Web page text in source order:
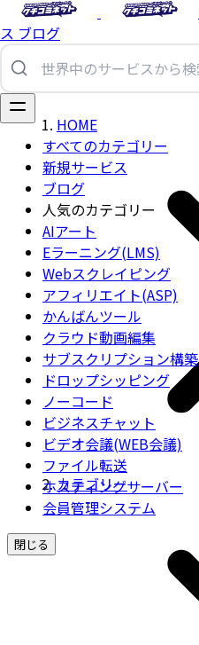
ス ブログ
すべてのカテゴリー
新規サービス
ブログ
人気のカテゴリー
AIアート
Eラーニング(LMS)
Webスクレイピング
アフィリエイト(ASP)
かんばんツール
クラウド動画編集
サブスクリプション構築
ドロップシッピング
ノーコード
ビジネスチャット
ビデオ会議(WEB会議)
ファイル転送
ホスティングサーバー
会員管理システム
閉じる
HOME
カテゴリー